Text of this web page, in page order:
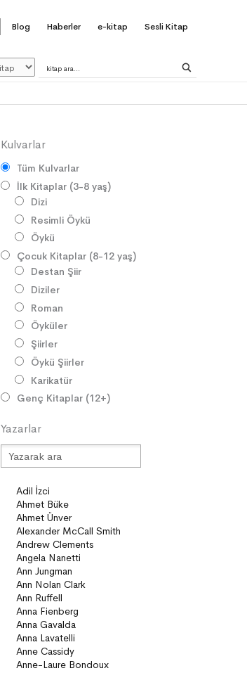
Blog Haberler e-kitap Sesli Kitap
Kulvarlar
Tüm Kulvarlar
İlk Kitaplar (3-8 yaş)
Dizi
Resimli Öykü
Öykü
Çocuk Kitaplar (8-12 yaş)
Destan Şiir
Diziler
Roman
Öyküler
Şiirler
Öykü Şiirler
Karikatür
Genç Kitaplar (12+)
Diziler
Öyküler
Şiirler
Deneme
Anlatı
Seçki
Köprü Kitaplar (10+)
Roman
Öyküler
Anlatı
ON8 (15+)
Roman
Diziler
Öyküler
Yazarlar